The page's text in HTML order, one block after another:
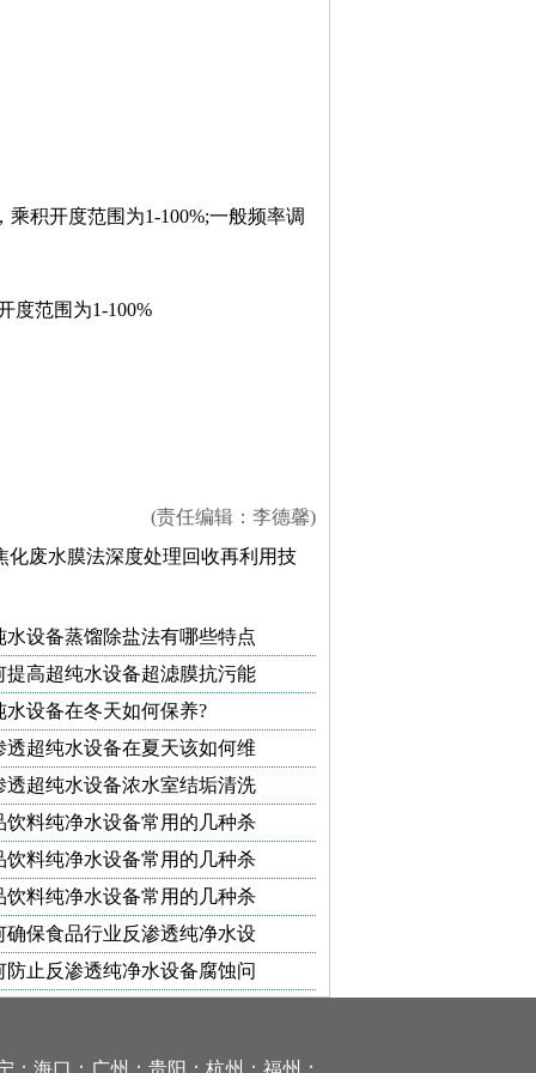
积开度范围为1-100%;一般频率调
范围为1-100%
(责任编辑：李德馨)
化废水膜法深度处理回收再利用技
水设备蒸馏除盐法有哪些特点
提高超纯水设备超滤膜抗污能
水设备在冬天如何保养?
透超纯水设备在夏天该如何维
透超纯水设备浓水室结垢清洗
饮料纯净水设备常用的几种杀
饮料纯净水设备常用的几种杀
饮料纯净水设备常用的几种杀
确保食品行业反渗透纯净水设
防止反渗透纯净水设备腐蚀问
；装置；工艺；杀菌剂；直饮机；